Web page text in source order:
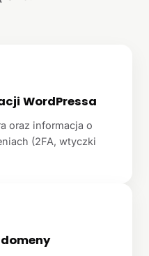
WordPressa
oraz informacja o
(2FA, wtyczki